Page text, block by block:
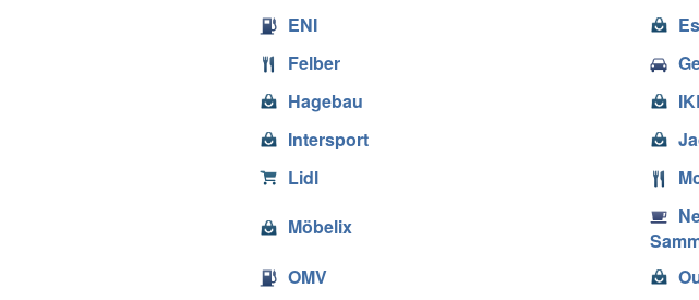
ENI
Felber
Hagebau
Intersport
Lidl
Möbelix
OMV